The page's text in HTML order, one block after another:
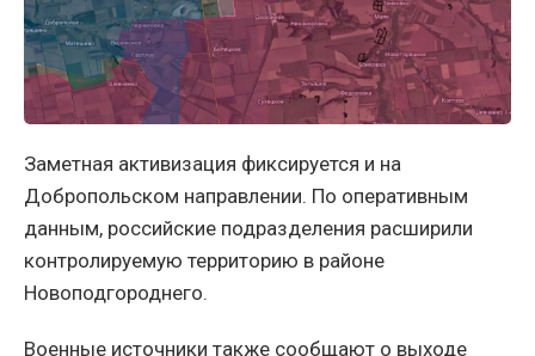
Заметная активизация фиксируется и на
Добропольском направлении. По оперативным
данным, российские подразделения расширили
контролируемую территорию в районе
Новоподгороднего.
Военные источники также сообщают о выходе